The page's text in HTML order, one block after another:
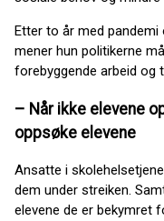
Etter to år med
mener hun politikerne
forebyggende arbeid og
– Når ikke elevene
oppsøke elevene
Ansatte i
dem under streiken.
elevene de er bekymret